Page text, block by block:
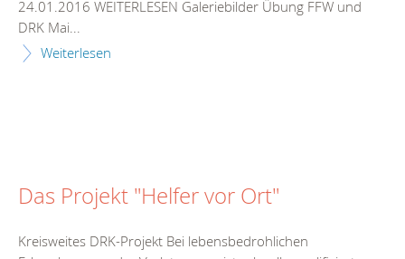
24.01.2016 WEITERLESEN Galeriebilder Übung FFW und
DRK Mai...
Weiterlesen
Das Projekt "Helfer vor Ort"
Kreisweites DRK-Projekt Bei lebensbedrohlichen